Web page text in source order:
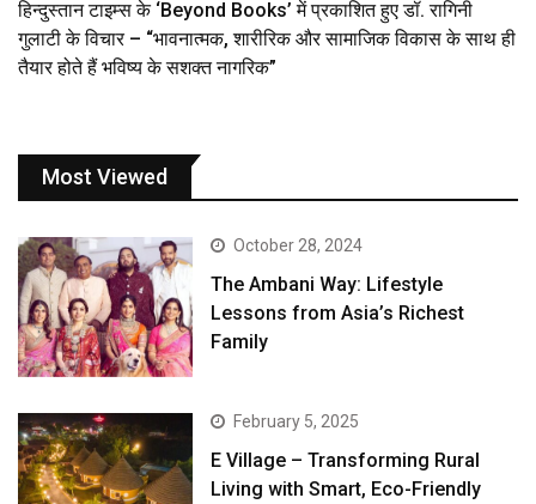
हिन्दुस्तान टाइम्स के ‘Beyond Books’ में प्रकाशित हुए डॉ. रागिनी
गुलाटी के विचार – “भावनात्मक, शारीरिक और सामाजिक विकास के साथ ही
तैयार होते हैं भविष्य के सशक्त नागरिक”
Most Viewed
October 28, 2024
The Ambani Way: Lifestyle
Lessons from Asia’s Richest
Family
February 5, 2025
E Village – Transforming Rural
Living with Smart, Eco-Friendly